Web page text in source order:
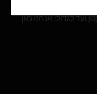
ועד לגדול! אנחנו כאן